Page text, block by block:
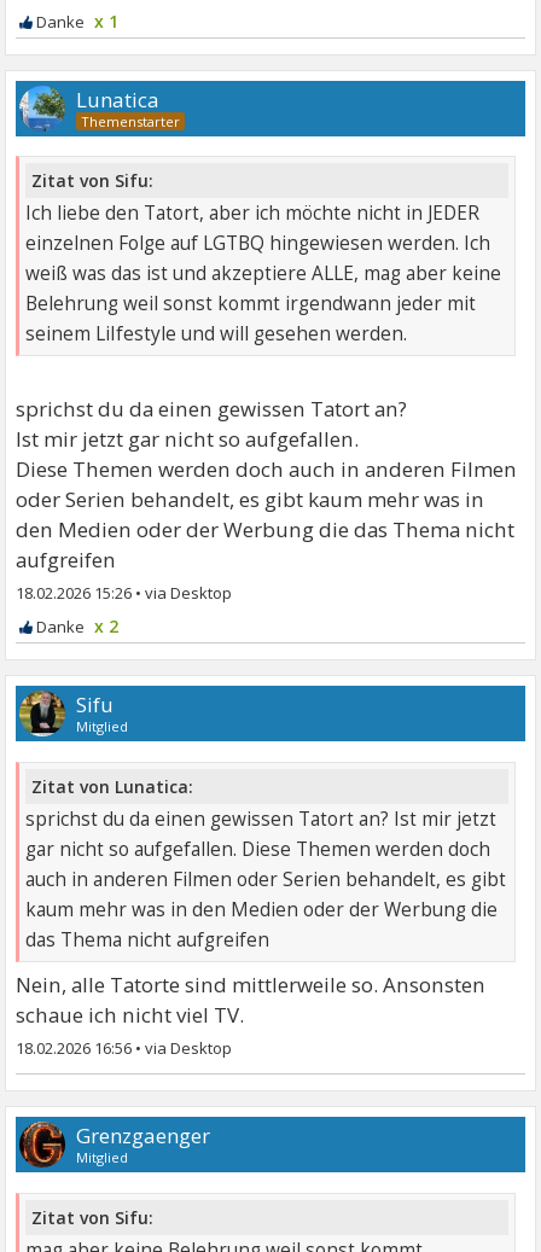
x 1
Lunatica
Zitat von Sifu:
Ich liebe den Tatort, aber ich möchte nicht in JEDER
einzelnen Folge auf LGTBQ hingewiesen werden. Ich
weiß was das ist und akzeptiere ALLE, mag aber keine
Belehrung weil sonst kommt irgendwann jeder mit
seinem LiIfestyle und will gesehen werden.
sprichst du da einen gewissen Tatort an?
Ist mir jetzt gar nicht so aufgefallen.
Diese Themen werden doch auch in anderen Filmen
oder Serien behandelt, es gibt kaum mehr was in
den Medien oder der Werbung die das Thema nicht
aufgreifen
18.02.2026 15:26 •
x 2
Sifu
Mitglied
Zitat von Lunatica:
sprichst du da einen gewissen Tatort an? Ist mir jetzt
gar nicht so aufgefallen. Diese Themen werden doch
auch in anderen Filmen oder Serien behandelt, es gibt
kaum mehr was in den Medien oder der Werbung die
das Thema nicht aufgreifen
Nein, alle Tatorte sind mittlerweile so. Ansonsten
schaue ich nicht viel TV.
18.02.2026 16:56 •
Grenzgaenger
Mitglied
Zitat von Sifu: